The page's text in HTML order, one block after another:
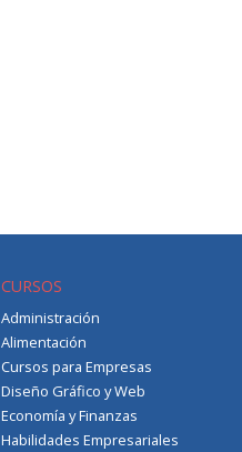
CURSOS
Administración
Alimentación
Cursos para Empresas
Diseño Gráfico y Web
Economía y Finanzas
Habilidades Empresariales